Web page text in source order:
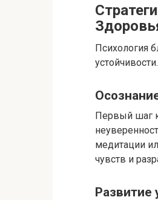
Психология
устойчивости.
Первый шаг к
медитации
чувств и
Развитие